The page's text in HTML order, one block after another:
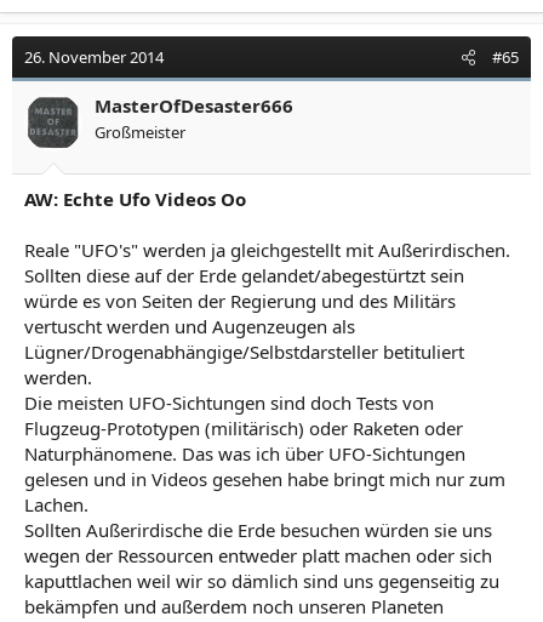
26. November 2014 #65
MasterOfDesaster666
Großmeister
AW: Echte Ufo Videos Oo
Reale "UFO's" werden ja gleichgestellt mit Außerirdischen.
Sollten diese auf der Erde gelandet/abegestürtzt sein
würde es von Seiten der Regierung und des Militärs
vertuscht werden und Augenzeugen als
Lügner/Drogenabhängige/Selbstdarsteller betituliert
werden.
Die meisten UFO-Sichtungen sind doch Tests von
Flugzeug-Prototypen (militärisch) oder Raketen oder
Naturphänomene. Das was ich über UFO-Sichtungen
gelesen und in Videos gesehen habe bringt mich nur zum
Lachen.
Sollten Außerirdische die Erde besuchen würden sie uns
wegen der Ressourcen entweder platt machen oder sich
kaputtlachen weil wir so dämlich sind uns gegenseitig zu
bekämpfen und außerdem noch unseren Planeten